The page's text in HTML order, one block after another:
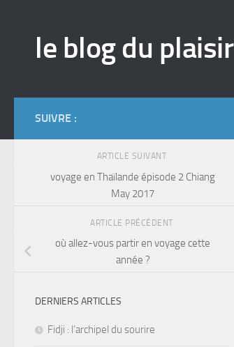
le blog du plaisir
SUIVRE :
ARTICLE SUIVANT
voyage en Thaïlande épisode 2 Chiang
May 2017
ARTICLE PRÉCÉDENT
où allez-vous partir en voyage cette
année ?
DERNIERS ARTICLES
Fidji : l’archipel du sourire